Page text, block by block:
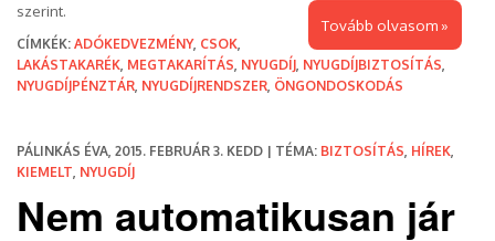
szerint.
Tovább olvasom »
CÍMKÉK: ADÓKEDVEZMÉNY, CSOK,
LAKÁSTAKARÉK, MEGTAKARÍTÁS, NYUGDÍJ, NYUGDÍJBIZTOSÍTÁS,
NYUGDÍJPÉNZTÁR, NYUGDÍJRENDSZER, ÖNGONDOSKODÁS
PÁLINKÁS ÉVA, 2015. FEBRUÁR 3. KEDD | TÉMA: BIZTOSÍTÁS, HÍREK,
KIEMELT, NYUGDÍJ
Nem automatikusan jár